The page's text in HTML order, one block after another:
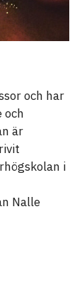
och har
och
är
i
Nalle